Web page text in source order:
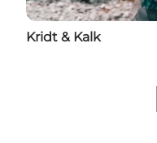
Kridt & Kalk